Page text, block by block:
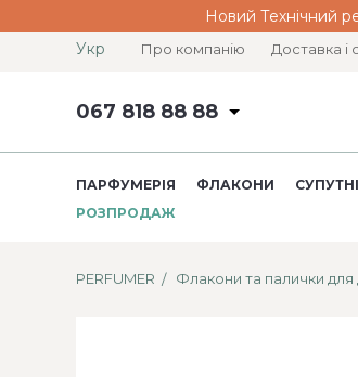
Новий Технічний
Укр
Про компанію Доставка і
067 818 88 88
ПАРФУМЕРІЯ ФЛАКОНИ
РОЗПРОДАЖ
PERFUMER Флакони та палички для